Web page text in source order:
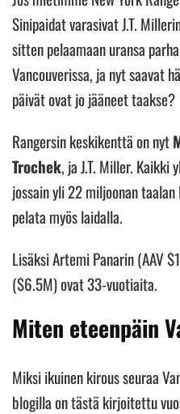
Sinipaidat varasivat J.T.
sitten pelaamaan uransa
Vancouverissa, ja nyt saavat
päivät ovat jo jääneet taakse?
Rangersin keskikenttä on nyt
Trochek, ja J.T. Miller. Kaikki
jossain yli 22 miljoonan
pelata myös laidalla.
Lisäksi Artemi Panarin (AAV
($6.5M) ovat 33-vuotiaita.
Miten eteenpäin
Miksi ikuinen kirous seuraa
blogilla on tästä kirjoitettu